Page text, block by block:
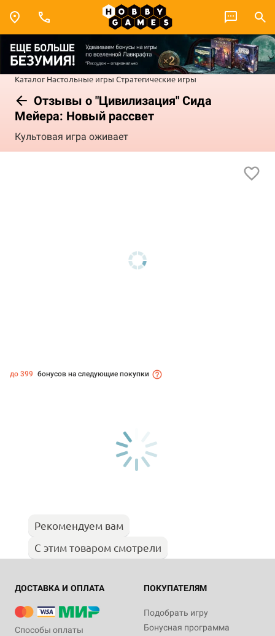
Каталог Настольные игры Стратегические игры
Отзывы о "Цивилизация" Сида
Мейера: Новый рассвет
Культовая игра оживает
до 399 бонусов на следующие покупки
Рекомендуем вам
С этим товаром смотрели
ДОСТАВКА И ОПЛАТА
Способы оплаты
ПОКУПАТЕЛЯМ
Подобрать игру
Бонусная программа